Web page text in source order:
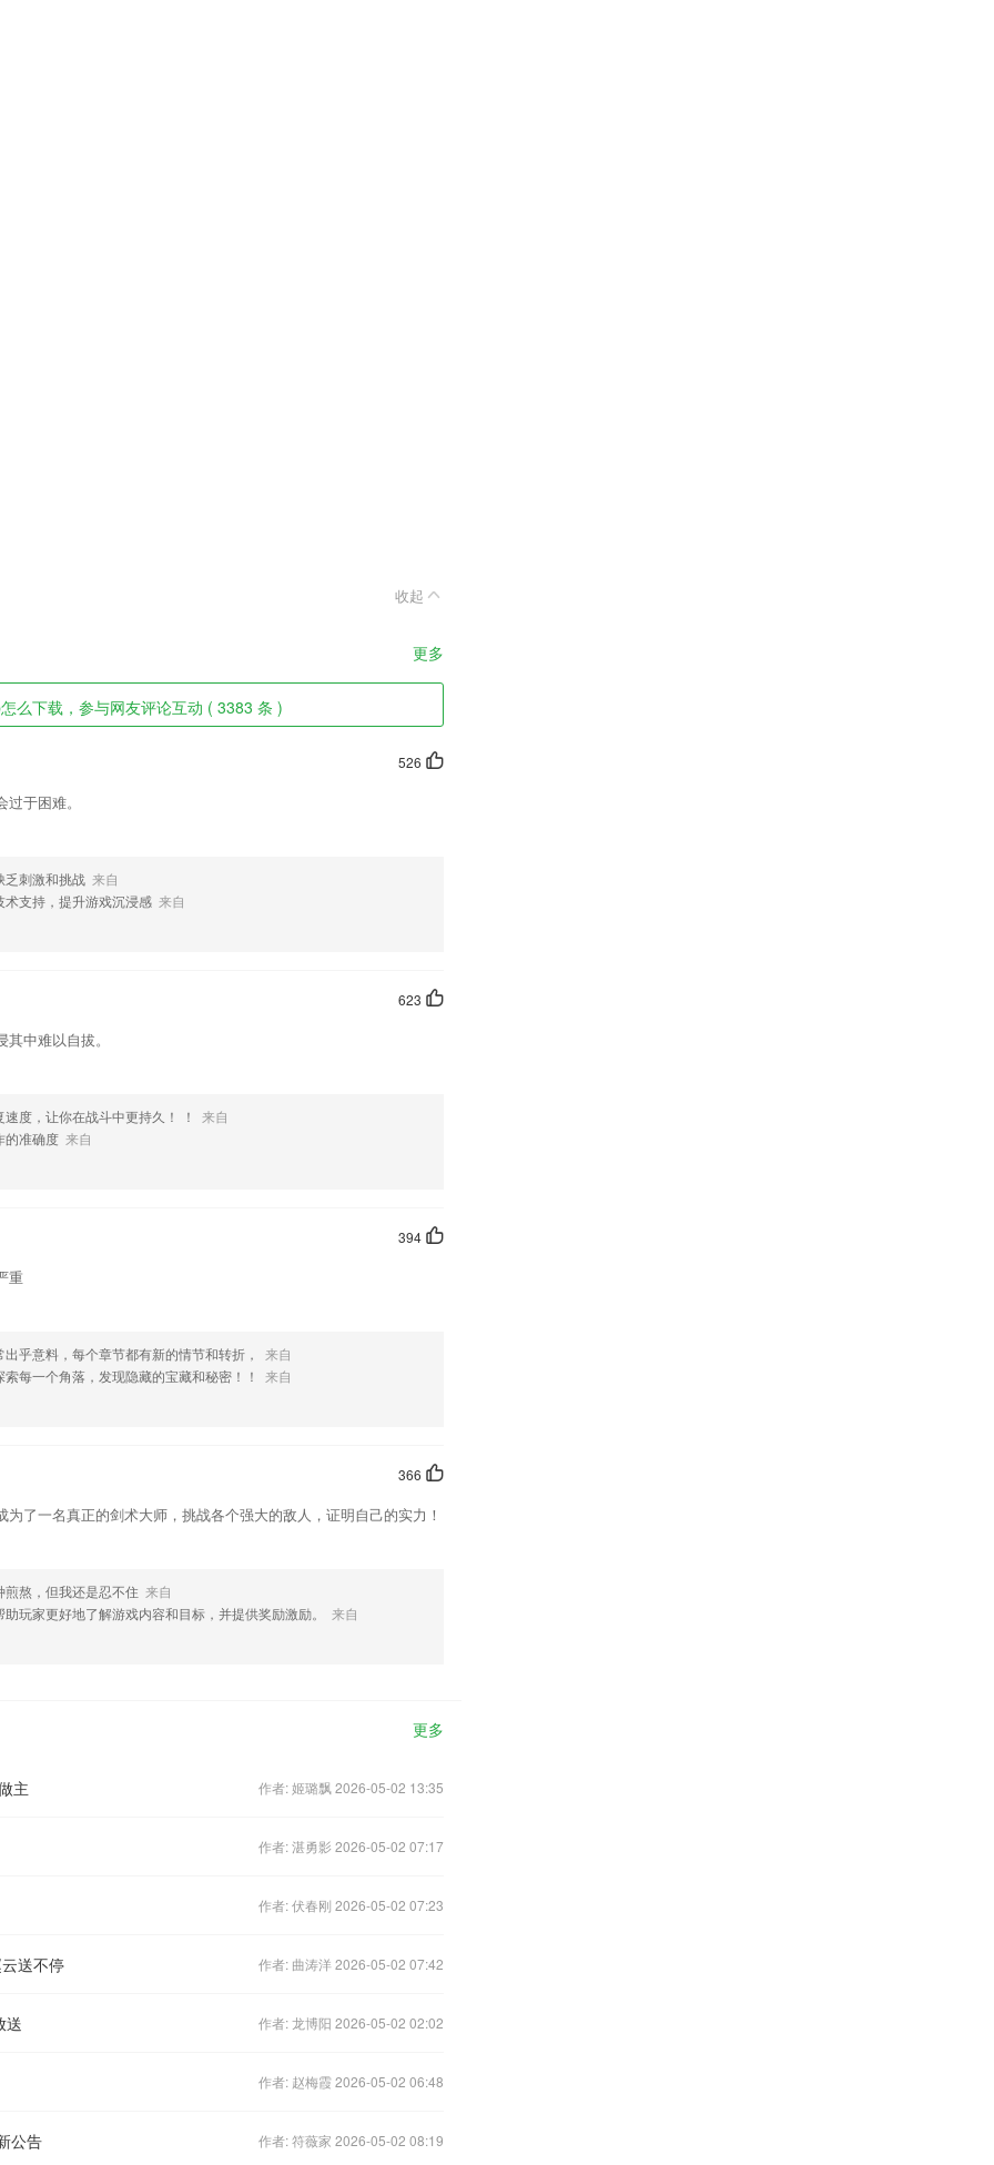
收起
更多
么下载，参与网友评论互动 ( 3383 条 )
526
于困难。
乏刺激和挑战 来自
术支持，提升游戏沉浸感 来自
623
中难以自拔。
度，让你在战斗中更持久！ ！
来自
的准确度 来自
394
重
出乎意料，每个章节都有新的情节和转折，
来自
每一个角落，发现隐藏的宝藏和秘密！！
来自
366
了一名真正的剑术大师，挑战各个强大的敌人，证明自己的实力！
煎熬，但我还是忍不住 来自
玩家更好地了解游戏内容和目标，并提供奖励激励。
来自
更多
主 作者: 姬璐飘 2026-05-02 13:35
作者: 湛勇影 2026-05-02 07:17
作者: 伏春刚 2026-05-02 07:23
送不停 作者: 曲涛洋 2026-05-02 07:42
送 作者: 龙博阳 2026-05-02 02:02
作者: 赵梅霞 2026-05-02 06:48
公告 作者: 符薇家 2026-05-02 08:19